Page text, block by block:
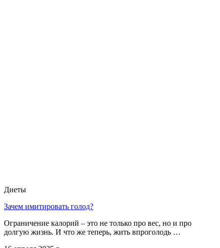
Диеты
Зачем имитировать голод?
Ограничение калорий – это не только про вес, но и про
долгую жизнь. И что же теперь, жить впроголодь …